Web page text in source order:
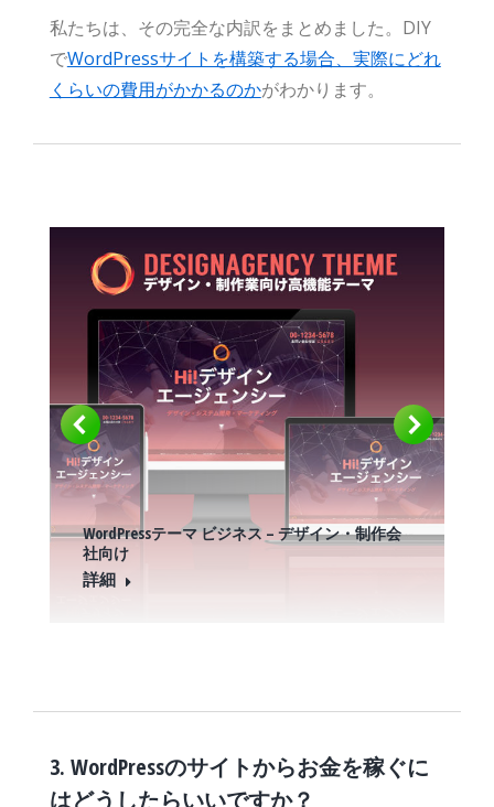
私たちは、その完全な内訳をまとめました。DIY
でWordPressサイトを構築する場合、実際にどれ
くらいの費用がかかるのかがわかります。
WordPressテーマ ビジネス – デザイン・制作会
社向け
詳細
3. WordPressのサイトからお金を稼ぐに
はどうしたらいいですか？